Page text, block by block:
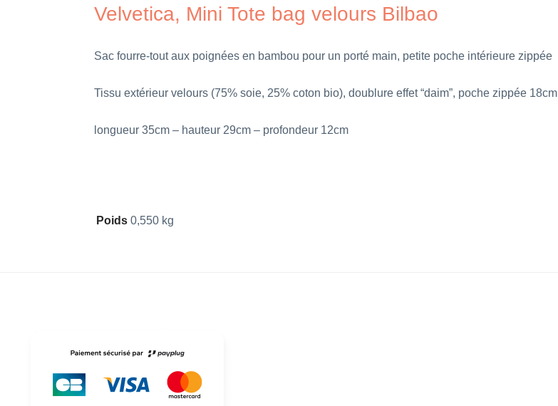
Velvetica, Mini Tote bag velours Bilbao
Sac fourre-tout aux poignées en bambou pour un porté main, petite poche intérieure zippée
Tissu extérieur velours (75% soie, 25% coton bio), doublure effet “daim”, poche zippée 18cm
longueur 35cm – hauteur 29cm – profondeur 12cm
Poids 0,550 kg